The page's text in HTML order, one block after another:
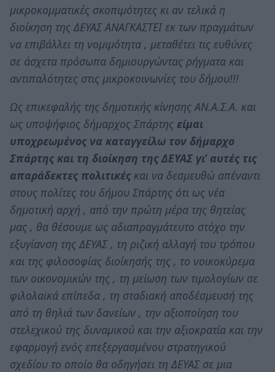
μικροκομματικές σκοπιμότητες κι αν τελικά η
διοίκηση της ΔΕΥΑΣ ΑΝΑΓΚΑΣΤΕΙ εκ των πραγμάτων
να επιβάλλει τη νομιμότητα , μεταθέτει τις ευθύνες
σε άσχετα πρόσωπα δημιουργώντας ρήγματα και
αντιπαλότητες στις μικροκοινωνίες του δήμου!!!
Ως επικεφαλής της δημοτικής κίνησης ΑΝ.Α.Σ.Α. και
ως υποψήφιος δήμαρχος Σπάρτης είμαι
υποχρεωμένος να καταγγείλω τον δήμαρχο
Σπάρτης και τη διοίκηση της ΔΕΥΑΣ γι’ αυτές τις
απαράδεκτες πολιτικές και να δεσμευθώ απέναντι
στους πολίτες του δήμου Σπάρτης ότι ως νέα
δημοτική αρχή , από την πρώτη μέρα της θητείας
μας , θα θέσουμε ως αδιαπραγμάτευτο στόχο την
εξυγίανση της ΔΕΥΑΣ , τη ριζική αλλαγή του τρόπου
και της φιλοσοφίας διοίκησής της , το νοικοκύρεμα
των οικονομικών της , τη μείωση των τιμολογίων σε
φιλολαϊκά επίπεδα , τη σταδιακή αποδέσμευσή της
από τη θηλιά των δανείων , την αξιοποίηση του
στελεχικού της δυναμικού και την αξιοκρατία και την
εφαρμογή ενός επεξεργασμένου στρατηγικού
σχεδίου το οποίο θα οδηγήσει τη ΔΕΥΑΣ σε μια